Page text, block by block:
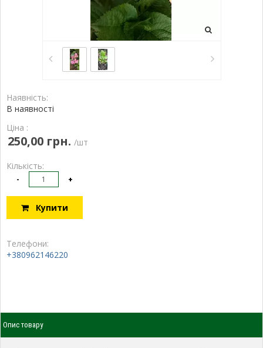
Наявність:
В наявності
Ціна :
250,00 грн. /шт
Кількість:
- +
Купити
Телефони:
+380962146220
Опис товару